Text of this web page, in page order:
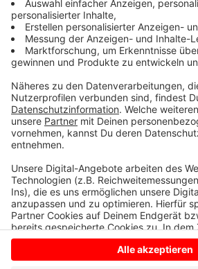
Der Hotel- und Gaststättenverband
Coesfeld ist entsetzt: 2G+ stürze
Existenznot ohne Mehrwert für das
Infektionsgeschehen.
Anzeige
Anzeige